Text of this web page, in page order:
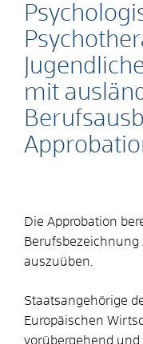
mit
Die Approbation
auszuüben.
Staatsangehörige
Europäischen
vorübergehend